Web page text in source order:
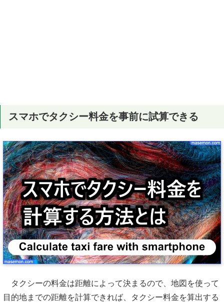
スマホでタクシー料金を事前に試算できる
タクシーの料金は距離によって決まるので、地図を使って
目的地までの距離を計算できれば、タクシー料金を算出する